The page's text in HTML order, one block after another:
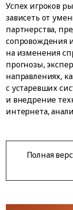
Успех игроков
зависеть от
партнерства,
сопровождения
на изменения
прогнозы,
направлениях,
с устаревших
и внедрение
интернета,
Полная